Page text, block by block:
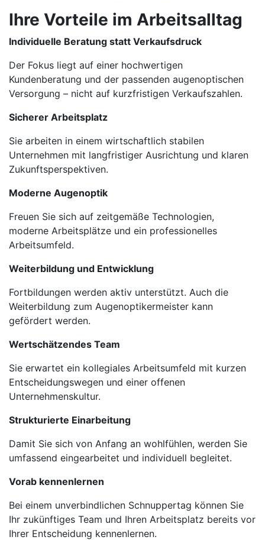
Ihre Vorteile im Arbeitsalltag
Individuelle Beratung statt Verkaufsdruck
Der Fokus liegt auf einer hochwertigen
Kundenberatung und der passenden augenoptischen
Versorgung – nicht auf kurzfristigen Verkaufszahlen.
Sicherer Arbeitsplatz
Sie arbeiten in einem wirtschaftlich stabilen
Unternehmen mit langfristiger Ausrichtung und klaren
Zukunftsperspektiven.
Moderne Augenoptik
Freuen Sie sich auf zeitgemäße Technologien,
moderne Arbeitsplätze und ein professionelles
Arbeitsumfeld.
Weiterbildung und Entwicklung
Fortbildungen werden aktiv unterstützt. Auch die
Weiterbildung zum Augenoptikermeister kann
gefördert werden.
Wertschätzendes Team
Sie erwartet ein kollegiales Arbeitsumfeld mit kurzen
Entscheidungswegen und einer offenen
Unternehmenskultur.
Strukturierte Einarbeitung
Damit Sie sich von Anfang an wohlfühlen, werden Sie
umfassend eingearbeitet und individuell begleitet.
Vorab kennenlernen
Bei einem unverbindlichen Schnuppertag können Sie
Ihr zukünftiges Team und Ihren Arbeitsplatz bereits vor
Ihrer Entscheidung kennenlernen.